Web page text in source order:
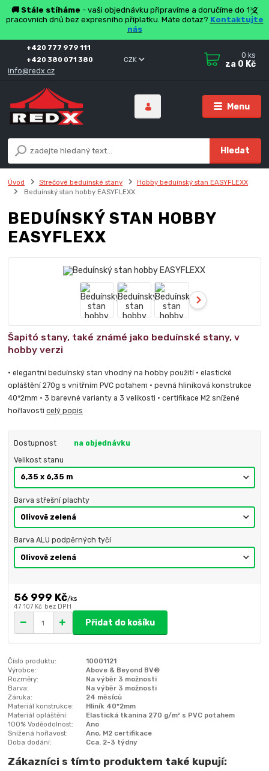
🚚 Stále stíháme - vaši objednávku připravíme a doručíme do 1-2
pracovních dnů bez expresního příplatku. Máte dotaz? Kontaktujte
nás
Menu
CZK
Hledat
+420 777 979 111
+420 380 071 380
info@redx.cz
0 ks
za 0 Kč
Úvod Strečové beduínské stany
Hobby beduínský stan EASYFLEXX
Beduínský stan hobby EASYFLEXX
BEDUÍNSKÝ STAN HOBBY
EASYFLEXX
Šapitó stany, také známé jako beduínské stany, v
hobby verzi
• elegantní beduínský stan vhodný na hobby použití • elastické
opláštění 270g s vnitřním PVC potahem • pevná hliníková konstrukce
40*2mm • 3 barevné varianty a 3 velikosti • certifikace M2 snížené
hořlavosticelý popis
Dostupnost na objednávku
Velikost stanu
Barva střešní plachty
Barva ALU podpěrných tyčí
56 999 Kč/ks
47 107 Kč bez DPH
Přidat do košíku
Číslo produktu:
10001121
Výrobce:
Above & Beyond BV®
Rozměry:
Na výběr 3 možnosti
Barva:
Na výběr 3 možnosti
Záruka:
24 měsíců
Materiál konstrukce:
Hliník 40*2mm
Materiál opláštění:
Elastická tkanina 270 g/m² s PVC potahem
100% Voděodolnost:
Ano
Snížená hořlavost:
Ano, M2 certifikace
Doba dodání:
Cca. 2-3 týdny
Zákazníci s tímto produktem také kupují: